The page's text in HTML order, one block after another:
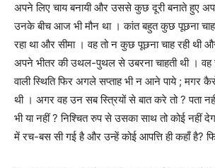
अपने लिए चाय बनायी और उससे कुछ दूरी बनाते हुए
उनके बीच आज भी मौन था । कांत बहुत कुछ पूछना
रहा था और सीमा । वह तो न कुछ पूछना चाह रही थी
अपने भीतर की उथल-पुथल से उबरना चाहती थी । वह
वाली स्थिति फिर अगले सप्ताह भी न आने पाये ; मगर
थी । अगर वह उन सब स्त्रियों से बात करे तो?पता
भी या नहीं?निश्चित रुप से उसका साथ तो कोई नहीं
में रच-बस सी गई है और उन्हें कोई आपत्ति ही कहाँ है?